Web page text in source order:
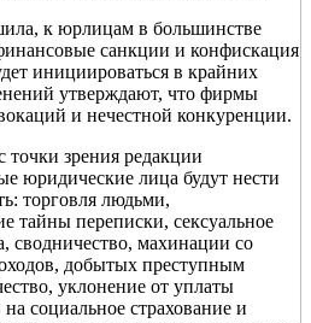
к юрлицам в большинстве
санкции и конфискация
инициироваться в крайних
утверждают, что фирмы
и нечестной конкуренции.
точки зрения редакции
юридические лица будут нести
торговля людьми,
тайны переписки, сексуальное
сводничество, махинации со
добытых преступным
уклонение от уплаты
социальное страхование и